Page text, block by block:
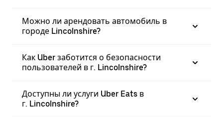
Можно ли арендовать автомобиль в
городе Lincolnshire?
Как Uber заботится о безопасности
пользователей в г. Lincolnshire?
Доступны ли услуги Uber Eats в
г. Lincolnshire?